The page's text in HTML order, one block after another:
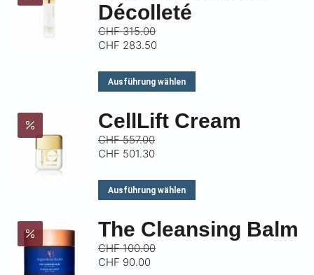
Décolleté
CHF315.00
CHF 283.50
Ausführung wählen
weist
auf.
Die
Optionen
können
CellLift Cream
CHF557.00
CHF 501.30
Ausführung wählen
weist
The Cleansing Balm
CHF100.00
CHF 90.00